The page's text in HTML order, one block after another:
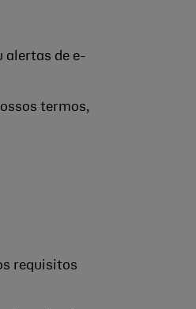
alertas de e-
termos,
requisitos